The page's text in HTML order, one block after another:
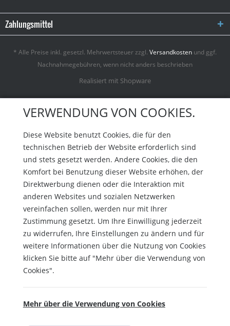
Zahlungsmittel
* Alle Preise inkl. gesetzl. Mehrwertsteuer zzgl. Versandkosten und ggf.
Nachnahmegebühren, wenn nicht anders beschrieben
Realisiert mit Shopware
VERWENDUNG VON COOKIES.
Diese Website benutzt Cookies, die für den
technischen Betrieb der Website erforderlich sind
und stets gesetzt werden. Andere Cookies, die den
Komfort bei Benutzung dieser Website erhöhen, der
Direktwerbung dienen oder die Interaktion mit
anderen Websites und sozialen Netzwerken
vereinfachen sollen, werden nur mit Ihrer
Zustimmung gesetzt. Um Ihre Einwilligung jederzeit
zu widerrufen, Ihre Einstellungen zu ändern und für
weitere Informationen über die Nutzung von Cookies
klicken Sie bitte auf "Mehr über die Verwendung von
Cookies".
Mehr über die Verwendung von Cookies